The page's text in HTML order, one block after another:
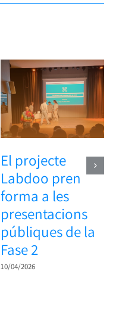
El projecte
Labdoo pren
forma a les
presentacions
públiques de la
Fase 2
10/04/2026